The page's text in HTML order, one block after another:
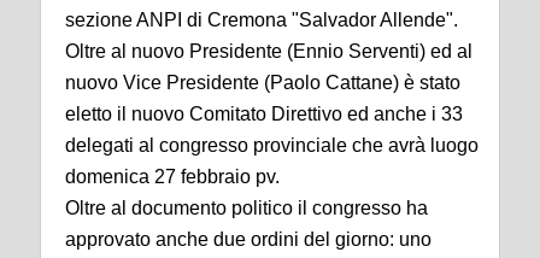
sezione ANPI di Cremona "Salvador Allende".
Oltre al nuovo Presidente (Ennio Serventi) ed al
nuovo Vice Presidente (Paolo Cattane) è stato
eletto il nuovo Comitato Direttivo ed anche i 33
delegati al congresso provinciale che avrà luogo
domenica 27 febbraio pv.
Oltre al documento politico il congresso ha
approvato anche due ordini del giorno: uno